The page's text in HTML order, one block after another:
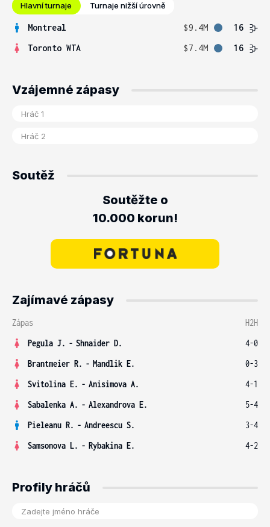
Hlavní turnaje Turnaje nižší úrovně
Montreal $9.4M
16
Toronto WTA
$7.4M 16
Vzájemné zápasy
Soutěž
Soutěžte o
10.000 korun!
Zajímavé zápasy
Zápas
H2H
Pegula J. - Shnaider D.
4-0
Brantmeier R. - Mandlik E.
0-3
Svitolina E. - Anisimova A.
4-1
Sabalenka A. - Alexandrova E.
5-4
Pieleanu R. - Andreescu S.
3-4
Samsonova L. - Rybakina E. 4-2
Profily hráčů